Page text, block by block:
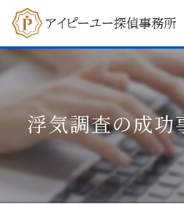
浮気調査の成功